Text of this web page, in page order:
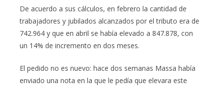
De acuerdo a sus cálculos, en febrero la cantidad de
trabajadores y jubilados alcanzados por el tributo era de
742.964 y que en abril se había elevado a 847.878, con
un 14% de incremento en dos meses.
El pedido no es nuevo: hace dos semanas Massa había
enviado una nota en la que le pedía que elevara este